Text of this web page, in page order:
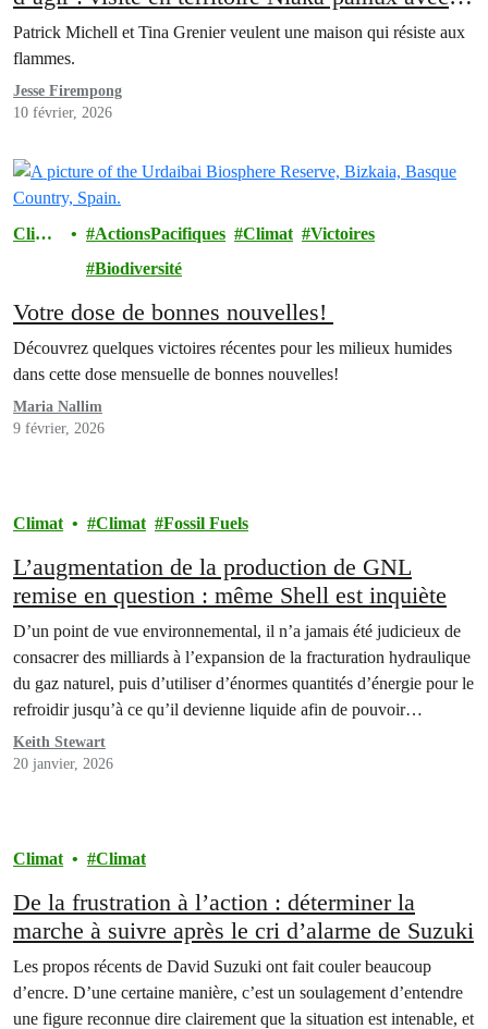
Patrick Michell
Patrick Michell et Tina Grenier veulent une maison qui résiste aux
flammes.
Jesse Firempong
10 février, 2026
Clima
ActionsPacifiques Climat
Victoires
Biodiversité
Votre dose de bonnes nouvelles!
Découvrez quelques victoires récentes pour les milieux humides
dans cette dose mensuelle de bonnes nouvelles!
Maria Nallim
9 février, 2026
Climat Climat Fossil Fuels
L’augmentation de la production de GNL
remise en question : même Shell est inquiète
D’un point de vue environnemental, il n’a jamais été judicieux de
consacrer des milliards à l’expansion de la fracturation hydraulique
du gaz naturel, puis d’utiliser d’énormes quantités d’énergie pour le
refroidir jusqu’à ce qu’il devienne liquide afin de pouvoir
l’exporter par navire-citerne. Et aujourd’hui, cette activité ne
parvient pas non plus à répondre aux attentes…
Keith Stewart
20 janvier, 2026
Climat Climat
De la frustration à l’action : déterminer la
marche à suivre après le cri d’alarme de Suzuki
Les propos récents de David Suzuki ont fait couler beaucoup
d’encre. D’une certaine manière, c’est un soulagement d’entendre
une figure reconnue dire clairement que la situation est intenable, et